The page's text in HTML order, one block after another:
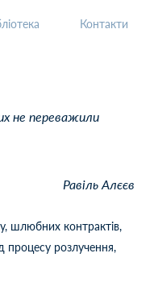
Контакти
не переважили
Равіль Алєєв
шлюбних контрактів,
розлучення,